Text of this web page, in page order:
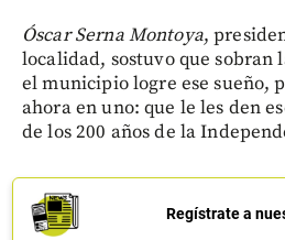
Óscar Serna Montoya,
localidad, sostuvo que sobran
el municipio logre ese sueño,
ahora en uno: que le les den
de los 200 años de la
Regístrate a